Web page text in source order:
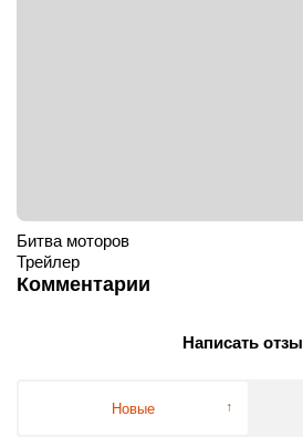
Комментарии
Новые
Написать
Битва моторов
Трейлер